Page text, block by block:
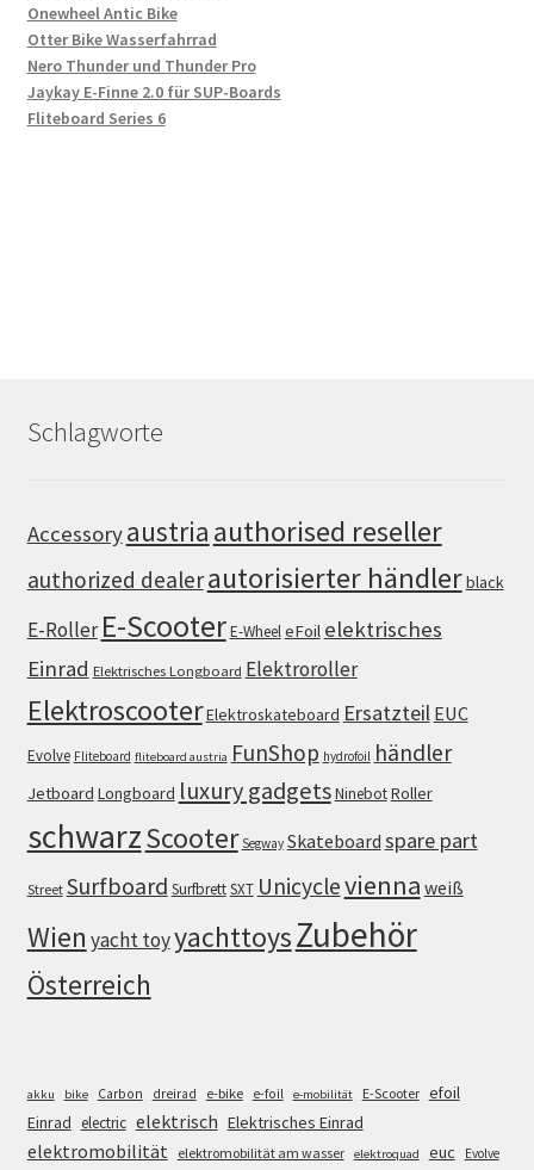
Onewheel Antic Bike
Otter Bike Wasserfahrrad
Nero Thunder und Thunder Pro
Jaykay E-Finne 2.0 für SUP-Boards
Fliteboard Series 6
Schlagworte
Accessoryaustria authorised reseller
authorized dealerautorisierter händlerblack
E-Roller E-ScooterE-WheeleFoil elektrisches
Einrad Elektrisches Longboard Elektroroller
ElektroscooterElektroskateboard Ersatzteil EUC
Evolve Fliteboard fliteboard austria FunShop hydrofoil händler
Jetboard Longboard luxury gadgetsNinebotRoller
schwarzScooter Segway Skateboard spare part
Street Surfboard SurfbrettSXT Unicyclevienna weiß
Wien yacht toyyachttoysZubehör
Österreich
akku bike Carbon dreirad e-bike e-foil e-mobilität E-Scooter efoil
Einrad electric elektrisch Elektrisches Einrad
elektromobilität elektromobilität am wasser elektroquad euc
Evolve